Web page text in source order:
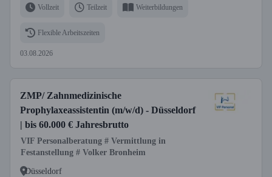
Vollzeit Teilzeit Weiterbildungen
Flexible Arbeitszeiten
03.08.2026
ZMP/ Zahnmedizinische
Prophylaxeassistentin (m/w/d) - Düsseldorf
| bis 60.000 € Jahresbrutto
VIF Personalberatung # Vermittlung in
Festanstellung # Volker Bronheim
Düsseldorf